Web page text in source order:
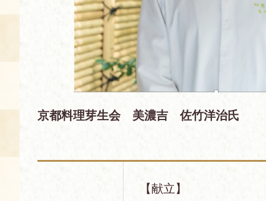
使用料・お支払い方法
食の語り部の部屋
展示見学
講演会付き料理教室
あじわい館弁当
京都料理芽生会 美濃吉 佐竹洋治氏
【献立】